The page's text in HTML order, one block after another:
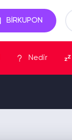
BİRKUPON
Nedir